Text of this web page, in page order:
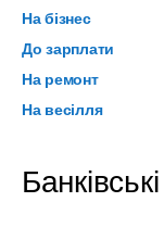
На бізнес
До зарплати
На ремонт
На весілля